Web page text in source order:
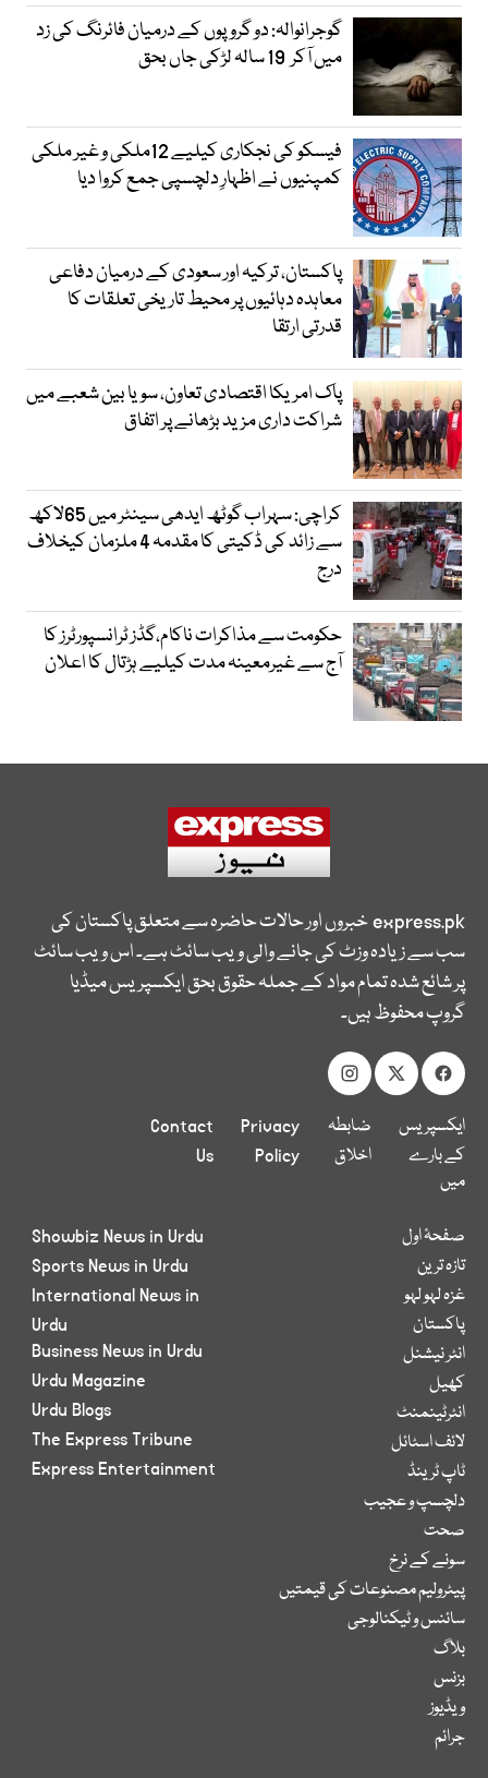
گوجرانوالہ: دو گروپوں کے درمیان فائرنگ کی زد
میں آکر 19 سالہ لڑکی جاں بحق
فیسکو کی نجکاری کیلیے 12ملکی و غیر ملکی
کمپنیوں نے اظہارِ دلچسپی جمع کروا دیا
پاکستان، ترکیہ اور سعودی کے درمیان دفاعی
معاہدہ دہائیوں پر محیط تاریخی تعلقات کا
قدرتی ارتقا
پاک امریکا اقتصادی تعاون، سویا بین شعبے میں
شراکت داری مزید بڑھانے پر اتفاق
کراچی: سہراب گوٹھ ایدھی سینٹر میں 65لاکھ
سے زائد کی ڈکیتی کا مقدمہ 4 ملزمان کیخلاف
درج
حکومت سے مذاکرات ناکام،گڈز ٹرانسپورٹرز کا
آج سے غیرمعینہ مدت کیلیے ہڑتال کا اعلان
express.pkخبروں اور حالات حاضرہ سے متعلق پاکستان کی
سب سے زیادہ وزٹ کی جانے والی ویب سائٹ ہے۔ اس ویب سائٹ
پر شائع شدہ تمام مواد کے جملہ حقوق بحق ایکسپریس میڈیا
گروپ محفوظ ہیں۔
ایکسپریس
کے بارے
میں
ضابطہ
اخلاق
Privacy
Policy
Contact
Us
صفحۂ اول
تازہ ترین
غزہ لہو لہو
پاکستان
انٹر نیشنل
کھیل
انٹرٹینمنٹ
لائف اسٹائل
ٹاپ ٹرینڈ
دلچسپ و عجیب
صحت
سونے کے نرخ
پیٹرولیم مصنوعات کی قیمتیں
سائنس و ٹیکنالوجی
بلاگ
بزنس
ویڈیوز
جرائم
Showbiz News in Urdu
Sports News in Urdu
International News in
Urdu
Business News in Urdu
Urdu Magazine
Urdu Blogs
The Express Tribune
Express Entertainment